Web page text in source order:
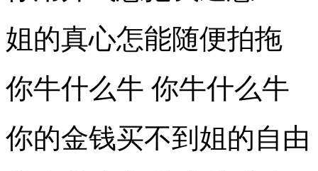
姐的真心怎能随便拍拖
你牛什么牛 你牛什么牛
你的金钱买不到姐的自由